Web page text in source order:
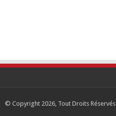
© Copyright 2026, Tout Droits Réservés